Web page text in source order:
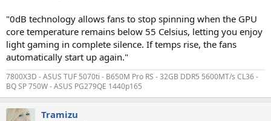
"0dB technology allows fans to stop spinning when the GPU
core temperature remains below 55 Celsius, letting you enjoy
light gaming in complete silence. If temps rise, the fans
automatically start up again."
7800X3D - ASUS TUF 5070ti - B650M Pro RS - 32GB DDR5 5600MT/s CL36 -
BQ SP 750W - ASUS PG279QE 1440p165
Tramizu